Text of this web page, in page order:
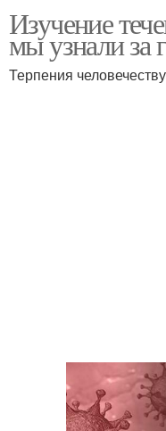
Изучение
мы узнали за
Терпения